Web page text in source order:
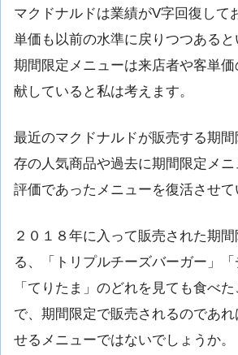
マクドナルドは業績がV字回復して
単価も以前の水準に戻りつつあると
期間限定メニューは来店者や客単
献していると私は考えます。
最近のマクドナルドが販売する期
存の人気商品や過去に期間限定メ
評価であったメニューを復活させて
２０１８年に入って販売された期
る、「トリプルチーズバーガー」「
「てりたま」のどれを見ても食べ
で、期間限定で販売されるのであ
せるメニューではないでしょうか。